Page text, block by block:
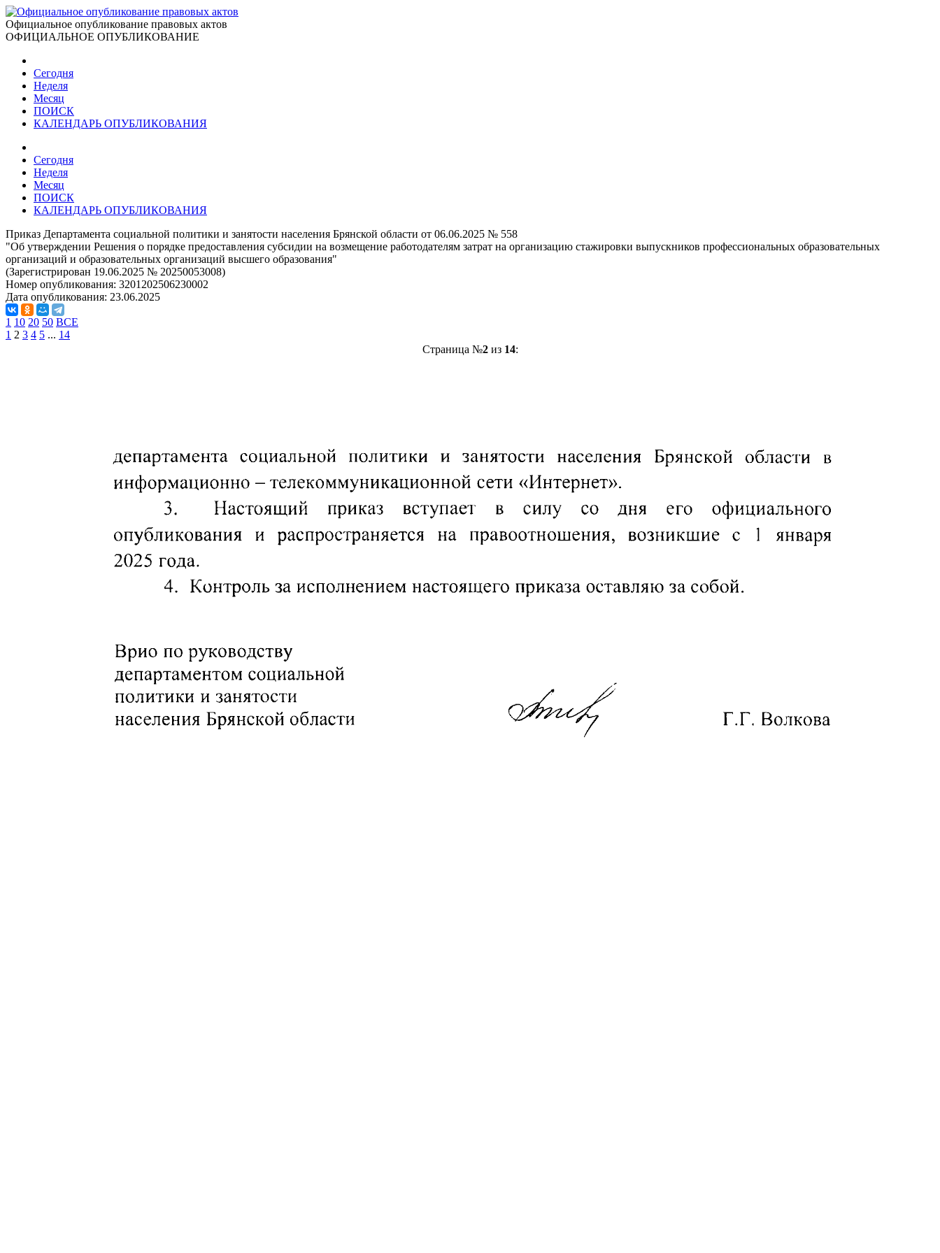
Официальное опубликование правовых актов
ОФИЦИАЛЬНОЕ ОПУБЛИКОВАНИЕ
Сегодня
Неделя
Месяц
ПОИСК
КАЛЕНДАРЬ ОПУБЛИКОВАНИЯ
Сегодня
Неделя
Месяц
ПОИСК
КАЛЕНДАРЬ ОПУБЛИКОВАНИЯ
Приказ Департамента социальной политики и занятости населения Брянской области от 06.06.2025 № 558
"Об утверждении Решения о порядке предоставления субсидии на возмещение работодателям затрат на организацию стажировки выпускников профессиональных образовательных
организаций и образовательных организаций высшего образования"
(Зарегистрирован 19.06.2025 № 20250053008)
Номер опубликования: 3201202506230002
Дата опубликования: 23.06.2025
1 10 20 50 ВСЕ
1 2 3 4 5 ... 14
Страница №2из 14: